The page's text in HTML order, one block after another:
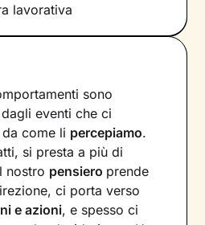
lavorativa
sono
eventi che ci
come li percepiamo.
si presta a più di
nostro pensiero prende
ci porta verso
e azioni, e spesso ci